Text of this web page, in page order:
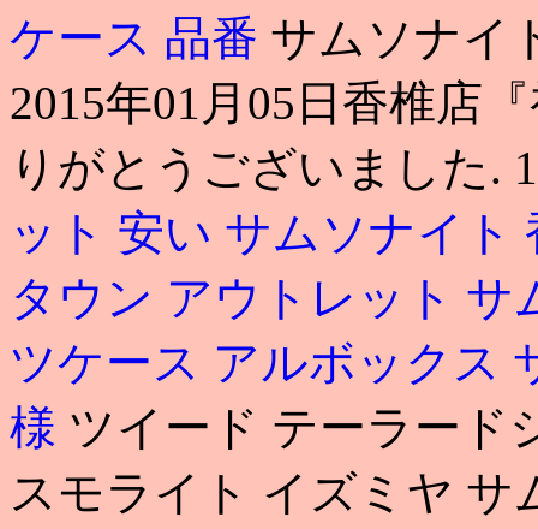
ケース 品番 サムソナイ
2015年01月05日香椎店
りがとうございました.
ット 安い サムソナイト
タウン アウトレット
ツケース アルボックス
様 ツイード テーラード
スモライト イズミヤ